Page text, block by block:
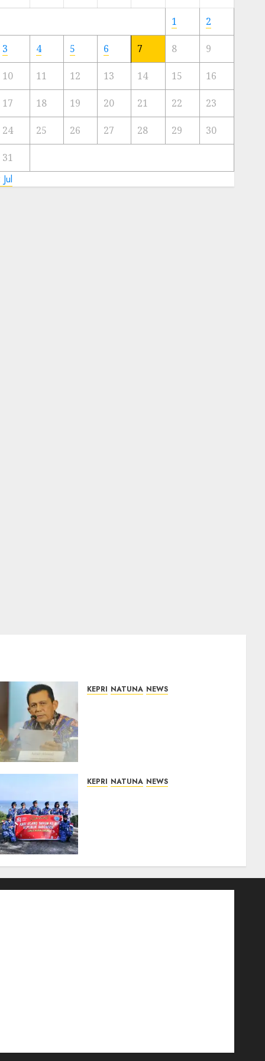
Artis
Kota
23/11/2024
0
1 2
3 4 5 6 7 8 9
10 11 12 13 14 15 16
17 18 19 20 21 22 23
24 25 26 27 28 29 30
31
KEPRI NATUNA NEWS
KEPRI NATUNA NEWS
07/08/2026 0